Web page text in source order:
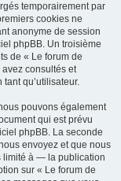
temporairement par
cookies ne
anonyme de session
phpBB. Un troisième
de « Le forum de
consultés et
qu’utilisateur.
pouvons également
qui est prévu
phpBB. La seconde
envoyez et que nous
limité à — la publication
sur « Le forum de